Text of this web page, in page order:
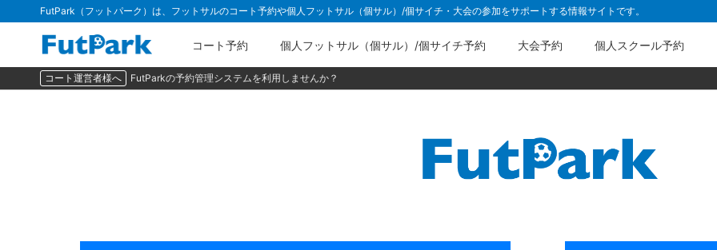
FutPark（フットパーク）は、フットサルのコート予約や個人フットサル（個サル）/個サイチ・大会の参加をサポートする情報サイトです。
コート予約 個人フットサル（個サル）/個サイチ予約 大会予約 個人スクール予約
コート運営者様へ FutParkの予約管理システムを利用しませんか？